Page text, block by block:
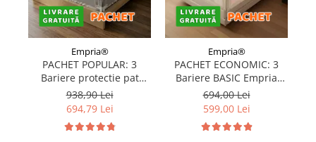
Covorase ortopedice senzoriale
Cuburi magnetice JollyHeap®
Stikere decorative si covoare
Stickere decorative
Covorase de joaca
Empria®
PACHET POPULAR: 3
Bariere protectie pat
copii, SELECT, 160x200
cm
938,90 Lei
694,79 Lei
Empria®
PACHET ECONOMIC: 3
Bariere BASIC Empria
protectie pat 160X200 cm
+ bara stabilizatoare
694,00 Lei
599,00 Lei